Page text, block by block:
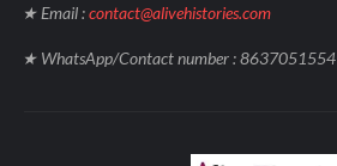
★ Email :contact@alivehistories.com
★ WhatsApp/Contact number : 8637051554